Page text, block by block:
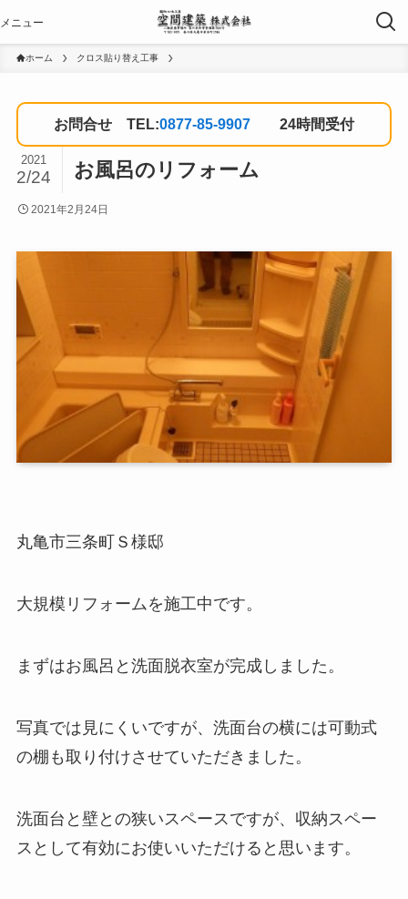
ホーム クロス貼り替え工事
お問合せ TEL:0877-85-9907 24時間受付
お風呂のリフォーム
2021
2/24
2021年2月24日
丸亀市三条町Ｓ様邸
大規模リフォームを施工中です。
まずはお風呂と洗面脱衣室が完成しました。
写真では見にくいですが、洗面台の横には可動式
の棚も取り付けさせていただきました。
洗面台と壁との狭いスペースですが、収納スペー
スとして有効にお使いいただけると思います。